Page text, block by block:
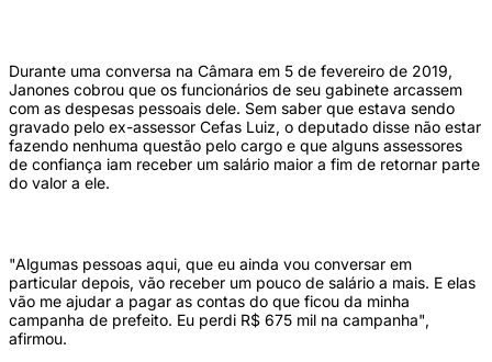
Durante uma conversa na Câmara em 5 de fevereiro de 2019,
Janones cobrou que os funcionários de seu gabinete arcassem
com as despesas pessoais dele. Sem saber que estava sendo
gravado pelo ex-assessor Cefas Luiz, o deputado disse não estar
fazendo nenhuma questão pelo cargo e que alguns assessores
de confiança iam receber um salário maior a fim de retornar parte
do valor a ele.
"Algumas pessoas aqui, que eu ainda vou conversar em
particular depois, vão receber um pouco de salário a mais. E elas
vão me ajudar a pagar as contas do que ficou da minha
campanha de prefeito. Eu perdi R$ 675 mil na campanha",
afirmou.